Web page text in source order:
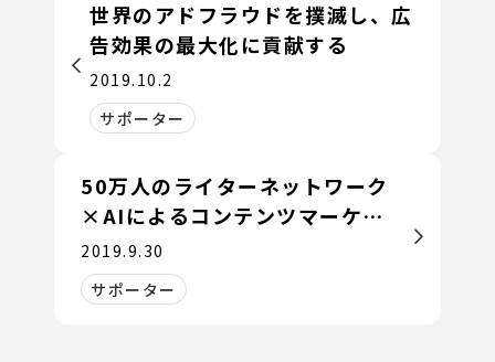
世界のアドフラウドを撲滅し、広
告効果の最大化に貢献する
2019.10.2
サポーター
50万人のライターネットワーク
×AIによるコンテンツマーケテ
ィング支援
2019.9.30
サポーター